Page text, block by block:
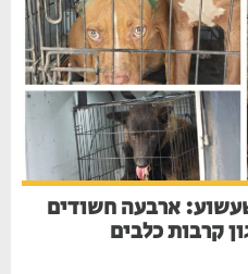
ארבעה חשודים
קרבות כלבים